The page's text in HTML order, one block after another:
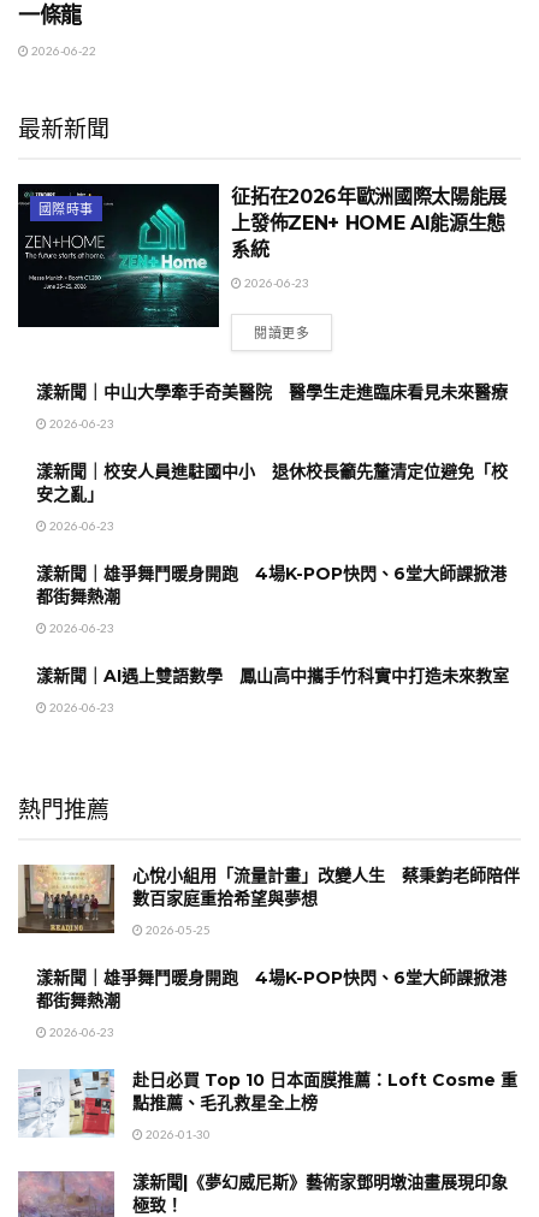
一條龍
2026-06-22
最新新聞
國際時事
征拓在2026年歐洲國際太陽能展
上發佈ZEN+ HOME AI能源生態
系統
2026-06-23
閱讀更多
漾新聞｜中山大學牽手奇美醫院 醫學生走進臨床看見未來醫療
2026-06-23
漾新聞｜校安人員進駐國中小 退休校長籲先釐清定位避免「校
安之亂」
2026-06-23
漾新聞｜雄爭舞鬥暖身開跑 4場K-POP快閃、6堂大師課掀港
都街舞熱潮
2026-06-23
漾新聞｜AI遇上雙語數學 鳳山高中攜手竹科實中打造未來教室
2026-06-23
熱門推薦
心悅小組用「流量計畫」改變人生 蔡秉鈞老師陪伴
數百家庭重拾希望與夢想
2026-05-25
漾新聞｜雄爭舞鬥暖身開跑 4場K-POP快閃、6堂大師課掀港
都街舞熱潮
2026-06-23
赴日必買 Top 10 日本面膜推薦：Loft Cosme 重
點推薦、毛孔救星全上榜
2026-01-30
漾新聞|《夢幻威尼斯》藝術家鄧明墩油畫展現印象
極致！